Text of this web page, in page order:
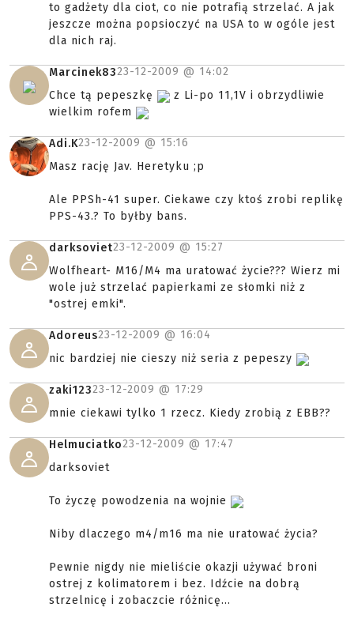
to gadżety dla ciot, co nie potrafią strzelać. A jak
jeszcze można popsioczyć na USA to w ogóle jest
dla nich raj.
Marcinek8323-12-2009 @ 14:02
Chce tą pepeszkę
z Li-po 11,1V i obrzydliwie
wielkim rofem
Adi.K23-12-2009 @ 15:16
Masz rację Jav. Heretyku ;p
Ale PPSh-41 super. Ciekawe czy ktoś zrobi replikę
PPS-43.? To byłby bans.
darksoviet23-12-2009 @ 15:27
Wolfheart- M16/M4 ma uratować życie??? Wierz mi
wole już strzelać papierkami ze słomki niż z
"ostrej emki".
Adoreus23-12-2009 @ 16:04
nic bardziej nie cieszy niż seria z pepeszy
zaki12323-12-2009 @ 17:29
mnie ciekawi tylko 1 rzecz. Kiedy zrobią z EBB??
Helmuciatko23-12-2009 @ 17:47
darksoviet
To życzę powodzenia na wojnie
Niby dlaczego m4/m16 ma nie uratować życia?
Pewnie nigdy nie mieliście okazji używać broni
ostrej z kolimatorem i bez. Idźcie na dobrą
strzelnicę i zobaczcie różnicę...